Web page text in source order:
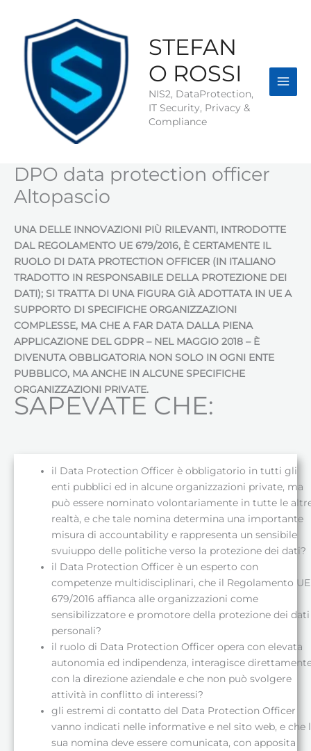
contenuto
STEFAN
O ROSSI
NIS2, DataProtection,
IT Security, Privacy &
Compliance
DPO data protection officer
Altopascio
UNA DELLE INNOVAZIONI PIÙ RILEVANTI, INTRODOTTE
DAL REGOLAMENTO UE 679/2016, È CERTAMENTE IL
RUOLO DI DATA PROTECTION OFFICER (IN ITALIANO
TRADOTTO IN RESPONSABILE DELLA PROTEZIONE DEI
DATI); SI TRATTA DI UNA FIGURA GIÀ ADOTTATA IN UE A
SUPPORTO DI SPECIFICHE ORGANIZZAZIONI
COMPLESSE, MA CHE A FAR DATA DALLA PIENA
APPLICAZIONE DEL GDPR – NEL MAGGIO 2018 – È
DIVENUTA OBBLIGATORIA NON SOLO IN OGNI ENTE
PUBBLICO, MA ANCHE IN ALCUNE SPECIFICHE
ORGANIZZAZIONI PRIVATE.
SAPEVATE CHE:
il Data Protection Officer è obbligatorio in tutti gli
enti pubblici ed in alcune organizzazioni private, ma
può essere nominato volontariamente in tutte le
realtà, e che tale nomina determina una importante
misura di accountability e rappresenta un sensibile
svuiuppo delle politiche verso la protezione dei dati?
il Data Protection Officer è un esperto con
competenze multidisciplinari, che il Regolamento UE
679/2016 affianca alle organizzazioni come
sensibilizzatore e promotore della protezione dei dati
personali?
il ruolo di Data Protection Officer opera con elevata
autonomia ed indipendenza, interagisce
con la direzione aziendale e che non può svolgere
attività in conflitto di interessi?
gli estremi di contatto del Data Protection Officer
vanno indicati nelle informative e nel sito web, e che
sua nomina deve essere comunicata, con apposita